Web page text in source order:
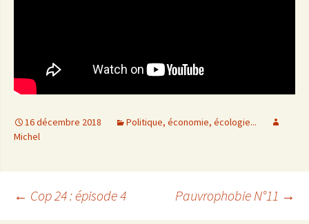
16 décembre 2018
Politique, économie, écologie...
Michel
← Cop 24 : épisode 4 Pauvrophobie N°11 →